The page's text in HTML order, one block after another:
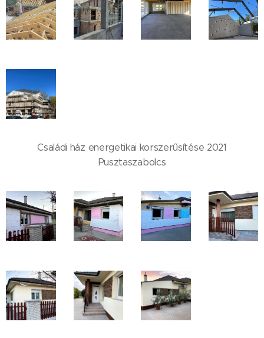
Családi ház energetikai korszerűsítése 2021
Pusztaszabolcs